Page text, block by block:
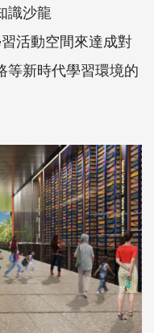
識沙龍
活動空間來達成對
等新時代學習環境的